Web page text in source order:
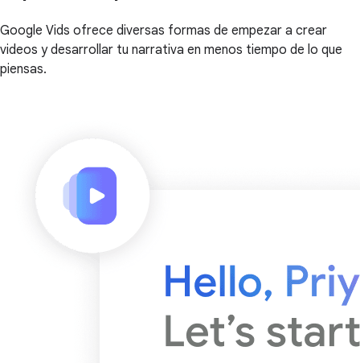
Google Vids ofrece diversas formas de empezar a crear
videos y desarrollar tu narrativa en menos tiempo de lo que
piensas.